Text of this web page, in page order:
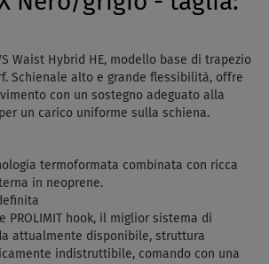
Waist Hybrid HE, modello base di trapezio
Schienale alto e grande flessibilità, offre
con un sostegno adeguato alla
un carico uniforme sulla schiena.
termoformata combinata con ricca
in neoprene.
PROLIMIT hook, il miglior sistema di
attualmente disponibile, struttura
indistruttibile, comando con una